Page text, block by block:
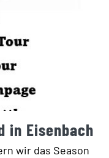
in Eisenbach
wir das Season